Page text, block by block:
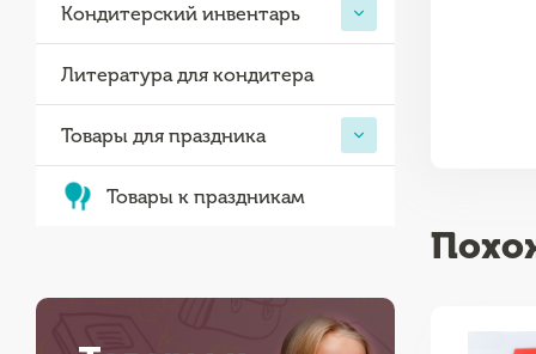
Кондитерский инвентарь
Литература для кондитера
Товары для праздника
Товары к праздникам